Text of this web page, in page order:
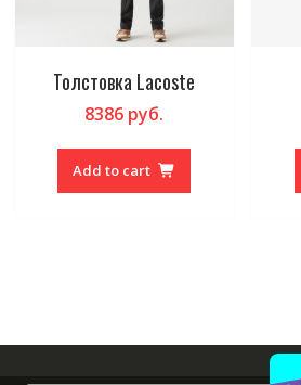
Толстовка Lacoste
8386 руб.
Add to cart